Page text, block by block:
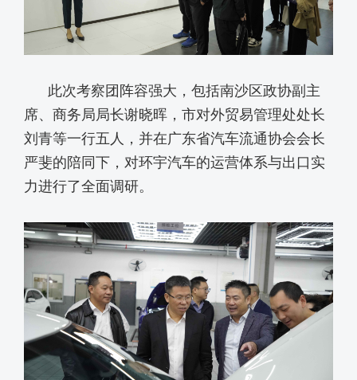
此次考察团阵容强大，包括南沙区政协副主
席、商务局局长谢晓晖，市对外贸易管理处处长
刘青等一行五人，并在广东省汽车流通协会会长
严斐的陪同下，对环宇汽车的运营体系与出口实
力进行了全面调研。